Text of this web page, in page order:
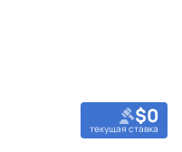
$0
текущая ставка